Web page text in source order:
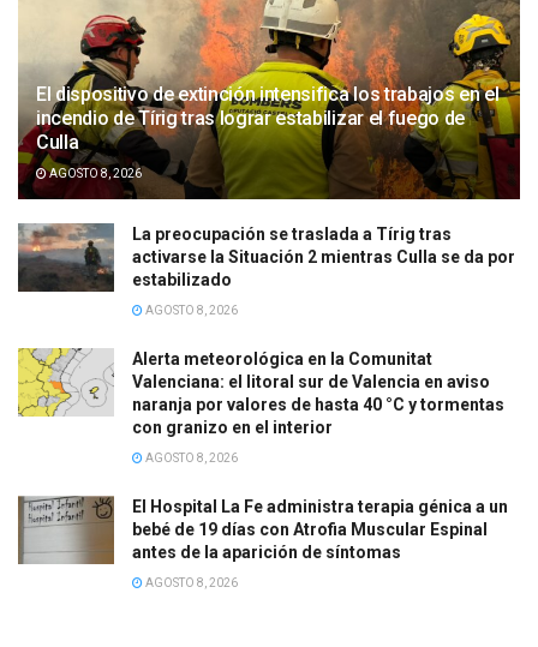
El dispositivo de extinción intensifica los trabajos en el
incendio de Tírig tras lograr estabilizar el fuego de
Culla
AGOSTO 8, 2026
La preocupación se traslada a Tírig tras
activarse la Situación 2 mientras Culla se da por
estabilizado
AGOSTO 8, 2026
Alerta meteorológica en la Comunitat
Valenciana: el litoral sur de Valencia en aviso
naranja por valores de hasta 40 °C y tormentas
con granizo en el interior
AGOSTO 8, 2026
El Hospital La Fe administra terapia génica a un
bebé de 19 días con Atrofia Muscular Espinal
antes de la aparición de síntomas
AGOSTO 8, 2026